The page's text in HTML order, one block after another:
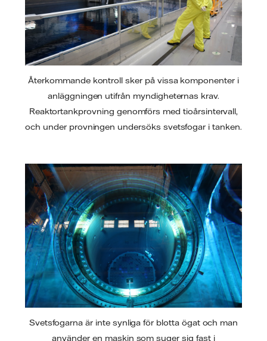
Återkommande kontroll sker på vissa komponenter i
anläggningen utifrån myndigheternas krav.
Reaktortankprovning genomförs med tioårsintervall,
och under provningen undersöks svetsfogar i tanken.
Svetsfogarna är inte synliga för blotta ögat och man
använder en maskin som suger sig fast i